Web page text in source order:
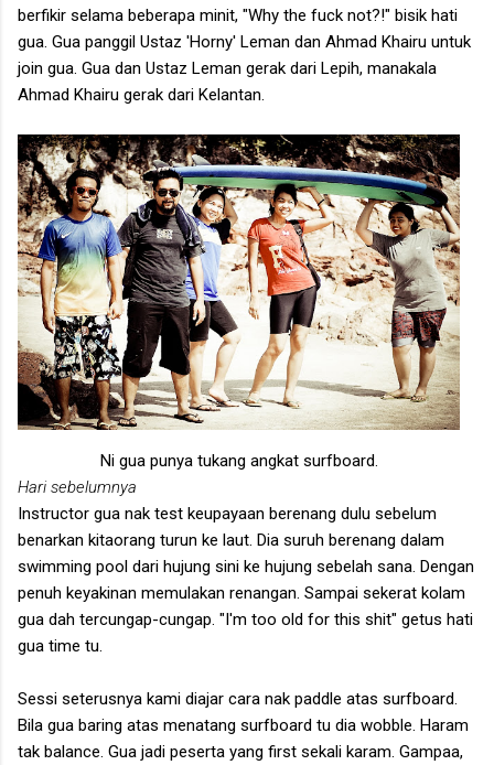
berfikir selama beberapa minit, "Why the fuck not?!" bisik hati
gua. Gua panggil Ustaz 'Horny' Leman dan Ahmad Khairu untuk
join gua. Gua dan Ustaz Leman gerak dari Lepih, manakala
Ahmad Khairu gerak dari Kelantan.
Ni gua punya tukang angkat surfboard.
Hari sebelumnya
Instructor gua nak test keupayaan berenang dulu sebelum
benarkan kitaorang turun ke laut. Dia suruh berenang dalam
swimming pool dari hujung sini ke hujung sebelah sana. Dengan
penuh keyakinan memulakan renangan. Sampai sekerat kolam
gua dah tercungap-cungap. "I'm too old for this shit" getus hati
gua time tu.
Sessi seterusnya kami diajar cara nak paddle atas surfboard.
Bila gua baring atas menatang surfboard tu dia wobble. Haram
tak balance. Gua jadi peserta yang first sekali karam. Gampaa,